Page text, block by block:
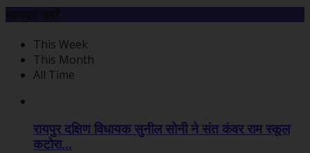
This Week
This Month
All Time
रायपुर दक्षिण विधायक सुनील सोनी ने संत कंवर राम स्कूल
कटोरा...